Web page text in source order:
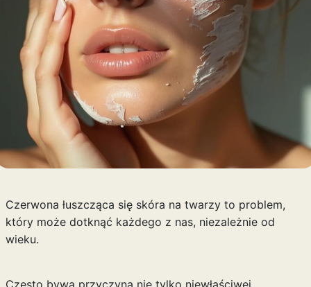
Czerwona łuszcząca się skóra na twarzy to problem,
który może dotknąć każdego z nas, niezależnie od
wieku.
Często bywa przyczyną nie tylko niewłaściwej